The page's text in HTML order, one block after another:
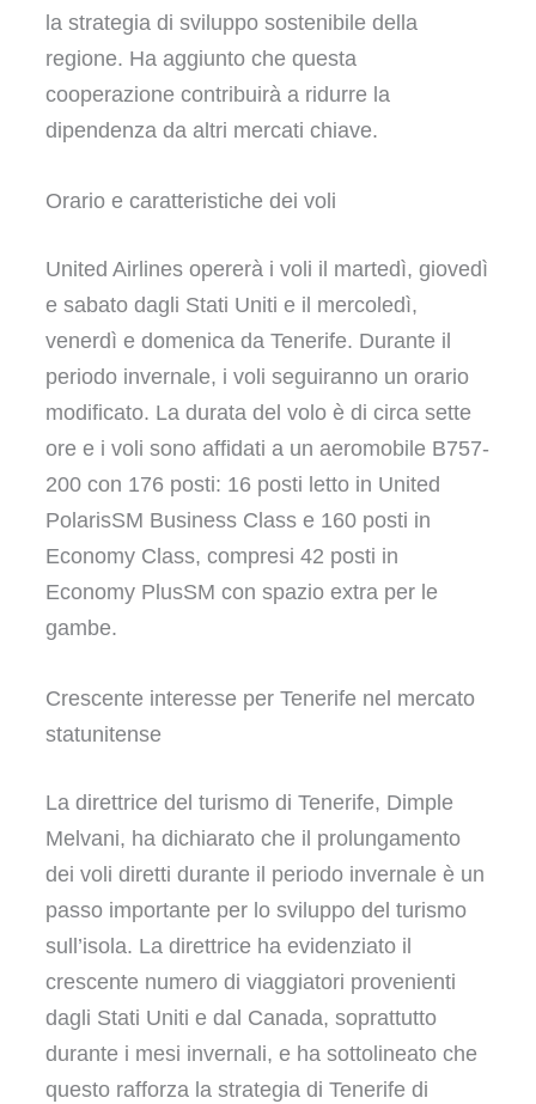
la strategia di sviluppo sostenibile della
regione. Ha aggiunto che questa
cooperazione contribuirà a ridurre la
dipendenza da altri mercati chiave.
Orario e caratteristiche dei voli
United Airlines opererà i voli il martedì, giovedì
e sabato dagli Stati Uniti e il mercoledì,
venerdì e domenica da Tenerife. Durante il
periodo invernale, i voli seguiranno un orario
modificato. La durata del volo è di circa sette
ore e i voli sono affidati a un aeromobile B757-
200 con 176 posti: 16 posti letto in United
PolarisSM Business Class e 160 posti in
Economy Class, compresi 42 posti in
Economy PlusSM con spazio extra per le
gambe.
Crescente interesse per Tenerife nel mercato
statunitense
La direttrice del turismo di Tenerife, Dimple
Melvani, ha dichiarato che il prolungamento
dei voli diretti durante il periodo invernale è un
passo importante per lo sviluppo del turismo
sull’isola. La direttrice ha evidenziato il
crescente numero di viaggiatori provenienti
dagli Stati Uniti e dal Canada, soprattutto
durante i mesi invernali, e ha sottolineato che
questo rafforza la strategia di Tenerife di